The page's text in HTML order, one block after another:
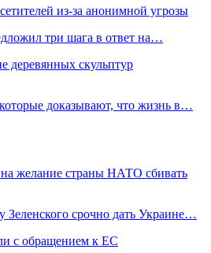
из-за анонимной угрозы
три шага в ответ на…
деревянных скульптур
доказывают, что жизнь в…
желание страны НАТО сбивать
Зеленского срочно дать Украине…
с обращением к ЕС